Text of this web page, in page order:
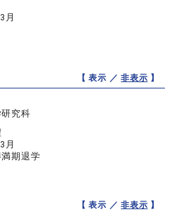
月
【 表示 ／非表示 】
究科
月
期退学
【 表示 ／非表示 】